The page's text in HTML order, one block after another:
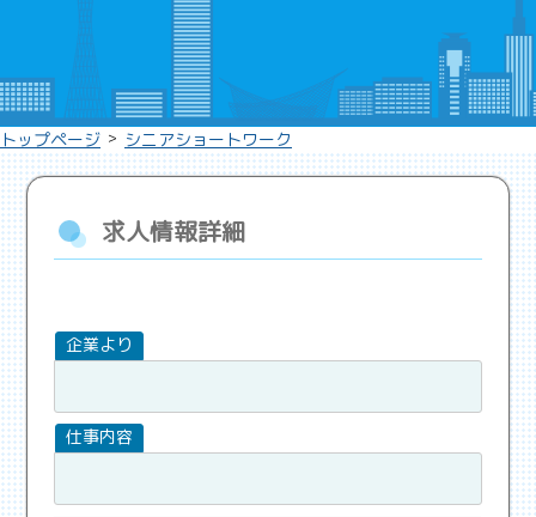
トップページ > シニアショートワーク
求人情報詳細